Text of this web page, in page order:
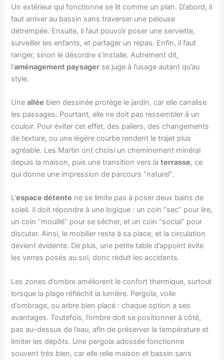
Un extérieur qui fonctionne se lit comme un plan. D’abord, il
faut arriver au bassin sans traverser une pelouse
détrempée. Ensuite, il faut pouvoir poser une serviette,
surveiller les enfants, et partager un repas. Enfin, il faut
ranger, sinon le désordre s’installe. Autrement dit,
l’aménagement paysager se juge à l’usage autant qu’au
style.
Uneallée bien dessinée protège le jardin, car elle canalise
les passages. Pourtant, elle ne doit pas ressembler à un
couloir. Pour éviter cet effet, des paliers, des changements
de texture, ou une légère courbe rendent le trajet plus
agréable. Les Martin ont choisi un cheminement minéral
depuis la maison, puis une transition vers laterrasse, ce
qui donne une impression de parcours “naturel”.
L’espace détente ne se limite pas à poser deux bains de
soleil. Il doit répondre à une logique : un coin “sec” pour lire,
un coin “mouillé” pour se sécher, et un coin “social” pour
discuter. Ainsi, le mobilier reste à sa place, et la circulation
devient évidente. De plus, une petite table d’appoint évite
les verres posés au sol, donc réduit les accidents.
Les zones d’ombre améliorent le confort thermique, surtout
lorsque la plage réfléchit la lumière. Pergola, voile
d’ombrage, ou arbre bien placé : chaque option a ses
avantages. Toutefois, l’ombre doit se positionner à côté,
pas au-dessus de l’eau, afin de préserver la température et
limiter les dépôts. Une pergola adossée fonctionne
souvent très bien, car elle relie maison et bassin sans